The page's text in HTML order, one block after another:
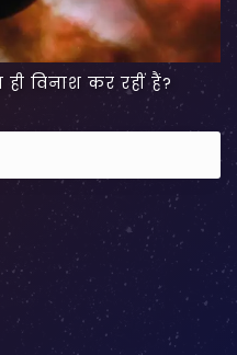
विनाश कर रहीं हैं?